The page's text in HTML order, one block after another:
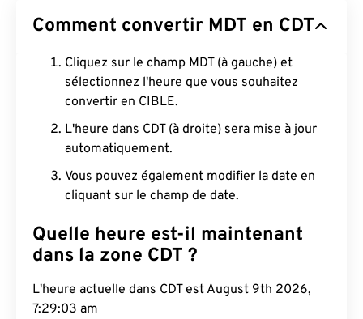
Comment convertir MDT en CDT
Cliquez sur le champ MDT (à gauche) et
sélectionnez l'heure que vous souhaitez
convertir en CIBLE.
L'heure dans CDT (à droite) sera mise à jour
automatiquement.
Vous pouvez également modifier la date en
cliquant sur le champ de date.
Quelle heure est-il maintenant
dans la zone CDT ?
L'heure actuelle dans CDT est August 9th 2026,
7:29:04 am